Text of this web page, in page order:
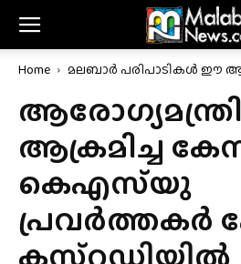
Home മലബാർ പരിപാടികൾ ഈ
ആക്രമിച്ച
കെഎസ്‌യു
പ്രവർത്തകർ